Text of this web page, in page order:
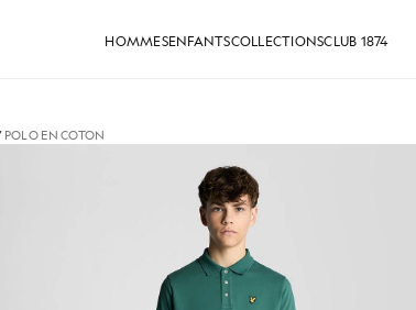
HOMMESENFANTSCOLLECTIONSCLUB 1874
POLO EN COTON